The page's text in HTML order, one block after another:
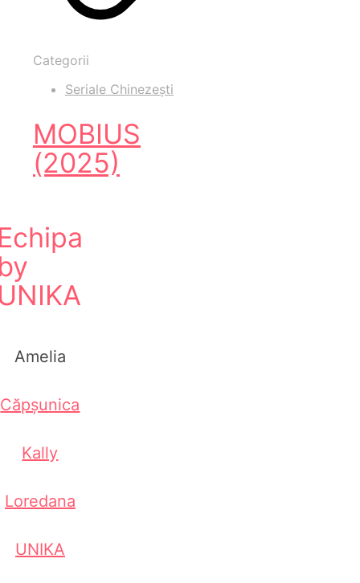
Categorii
Seriale Chinezești
MOBIUS
(2025)
Amelia
Căpșunica
Kally
Loredana
UNIKA